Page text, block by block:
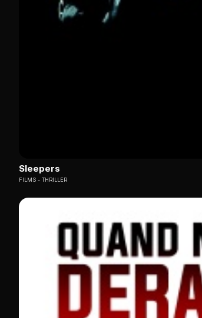
Sleepers
FILMS THRILLER